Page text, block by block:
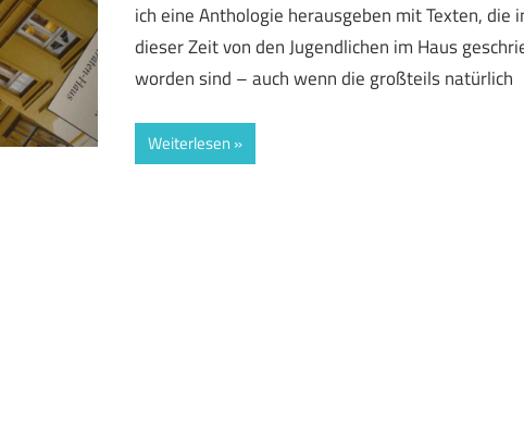
ich eine Anthologie herausgeben mit Texten, die
dieser Zeit von den Jugendlichen im Haus
worden sind – auch wenn die großteils natürlich
Weiterlesen